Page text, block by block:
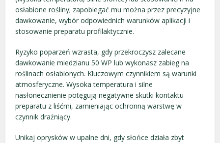
osłabione rośliny; zapobiegać mu można przez precyzyjne
dawkowanie, wybór odpowiednich warunków aplikacji i
stosowanie preparatu profilaktycznie.
Ryzyko poparzeń wzrasta, gdy przekroczysz zalecane
dawkowanie miedzianu 50 WP lub wykonasz zabieg na
roślinach osłabionych. Kluczowym czynnikiem są warunki
atmosferyczne. Wysoka temperatura i silne
nasłonecznienie potęgują negatywne skutki kontaktu
preparatu z liśćmi, zamieniając ochronną warstwę w
czynnik drażniący.
Unikaj oprysków w upalne dni, gdy słońce działa zbyt